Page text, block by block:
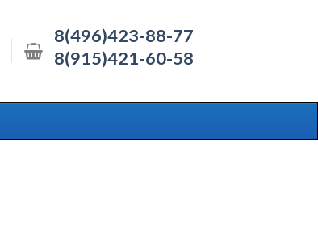
8(496)423-88-77
8(915)421-60-58